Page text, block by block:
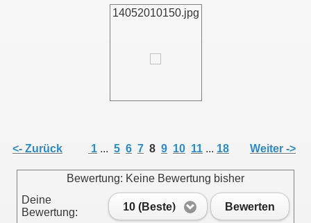
14052010150.jpg
<- Zurück 1 ... 5 6 7 8 9 10 11 ... 18 Weiter ->
Bewertung: Keine Bewertung bisher
Deine
Bewertung:
10 (Beste) Bewerten